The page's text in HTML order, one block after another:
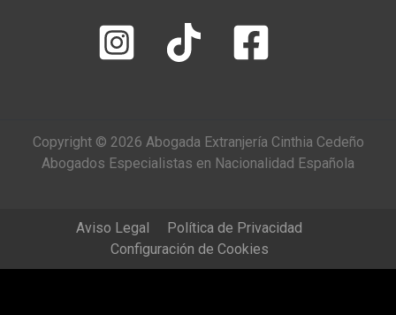
Copyright © 2026 Abogada Extranjería Cinthia Cedeño
Abogados Especialistas en Nacionalidad Española
Aviso Legal
Política de Privacidad
Configuración de Cookies